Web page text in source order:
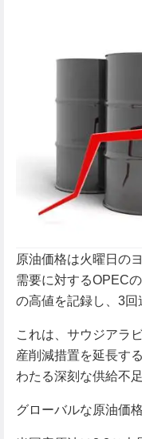
原油価格は火曜日の
需要に対するOPEC
の高値を記録し、3回
これは、サウジアラ
産削減措置を延長す
わたる深刻な供給不
グローバルな原油価格